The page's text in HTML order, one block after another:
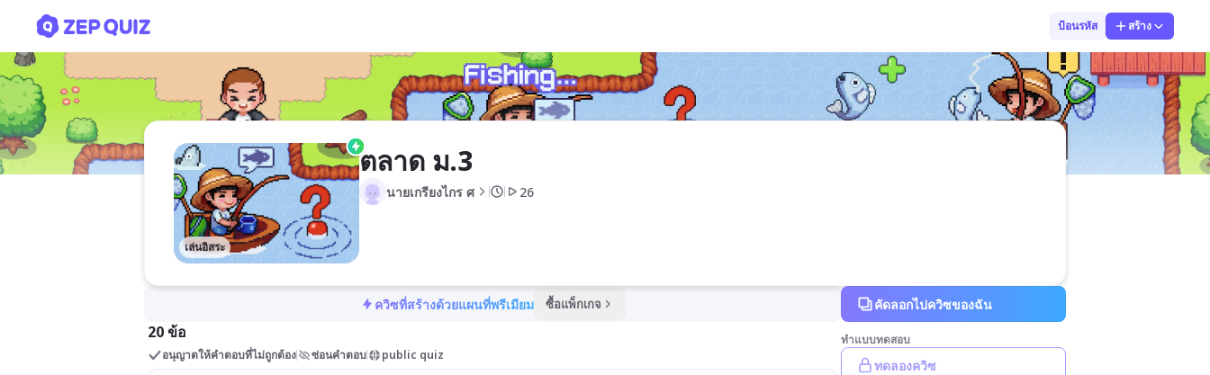
ป้อนรหัส สร้าง
เล่นอิสระ
ตลาด ม.3
นายเกรียงไกร ศ 26
ควิซที่สร้างด้วยแผนที่พรีเมียม ซื้อแพ็กเกจ
20 ข้อ
อนุญาตให้คำตอบที่ไม่ถูกต้อง ซ่อนคำตอบ public quiz
คัดลอกไปควิซของฉัน
ทำแบบทดสอบ
ทดลองควิซ